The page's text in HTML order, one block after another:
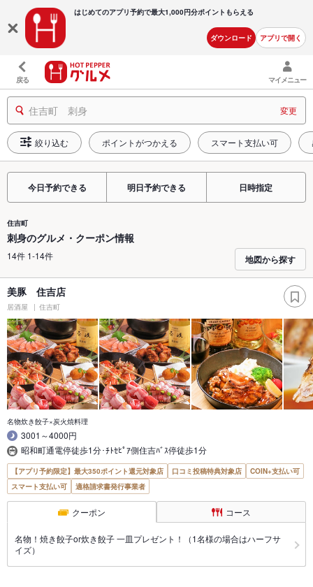
はじめてのアプリ予約で最大1,000円分ポイントもらえる
ダウンロード アプリで開く
戻る マイメニュー
住吉町 刺身 変更
絞り込む ポイントがつかえる スマート支払い可
今日予約できる 明日予約できる 日時指定
住吉町
刺身のグルメ・クーポン情報
14件 1-14件 地図から探す
美豚 住吉店
居酒屋 住吉町
名物炊き餃子×炭火焼料理
3001～4000円
昭和町通電停徒歩1分･ﾁﾄｾﾋﾟｱ側住吉ﾊﾞｽ停徒歩1分
【アプリ予約限定】最大350ポイント還元対象店 口コミ投稿特典対象店
COIN+支払い可
スマート支払い可
適格請求書発行事業者
クーポン コース
名物！焼き餃子or炊き餃子 一皿プレゼント！（1名様の場合はハーフサ
イズ）